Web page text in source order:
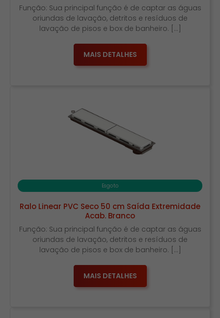
Função: Sua principal função é de captar as águas
oriundas de lavação, detritos e resíduos de
lavação de pisos e box de banheiro. […]
MAIS DETALHES
Esgoto
Ralo Linear PVC Seco 50 cm Saída Extremidade
Acab. Branco
Função: Sua principal função é de captar as águas
oriundas de lavação, detritos e resíduos de
lavação de pisos e box de banheiro. […]
MAIS DETALHES